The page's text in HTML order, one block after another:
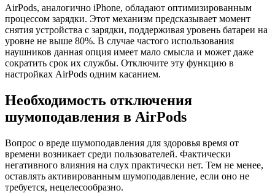
AirPods, аналогично iPhone, обладают оптимизированным
процессом зарядки. Этот механизм предсказывает момент
снятия устройства с зарядки, поддерживая уровень батареи на
уровне не выше 80%. В случае частого использования
наушников данная опция имеет мало смысла и может даже
сократить срок их службы. Отключите эту функцию в
настройках AirPods одним касанием.
Необходимость отключения
шумоподавления в AirPods
Вопрос о вреде шумоподавления для здоровья время от
времени возникает среди пользователей. Фактически
негативного влияния на слух практически нет. Тем не менее,
оставлять активированным шумоподавление, если оно не
требуется, нецелесообразно.